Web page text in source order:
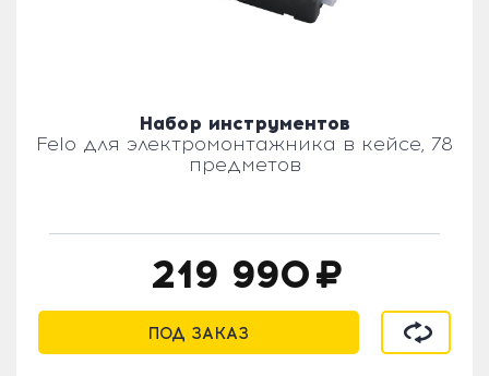
Набор инструментов
Felo для электромонтажника в кейсе, 78
предметов
219 990
ПОД ЗАКАЗ В